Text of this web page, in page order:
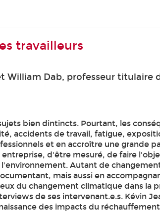
travailleurs
Dab, professeur titulaire
bien dintincts. Pourtant, les
accidents de travail, fatigue,
et en accroître une grande
d'être mesuré, de faire
Autant de
mais aussi en
du changement climatique dans la
de ses intervenant.e.s. Kévin
des impacts du